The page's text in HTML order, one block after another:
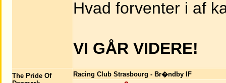
Hvad forventer i af
VI GÅR VIDERE!
The Pride Of
Racing Club Strasbourg - Br�ndby IF